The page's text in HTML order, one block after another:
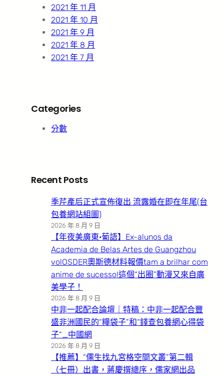
2021 年 11 月
2021 年 10 月
2021 年 9 月
2021 年 8 月
2021 年 7 月
Categories
分數
Recent Posts
季芹產后正式宣佈復出 流露婚在即在年尾(台
包養網站組圖)
2026 年 8 月 9 日
【年夜美廣東·葡語】Ex-alunos da
Academia de Belas Artes de Guangzhou
volOSDER奧斯德材料報價tam a brilhar com
anime de sucesso!這個“出圈”動漫又來自廣
美學子！
2026 年 8 月 9 日
中非一起配合論壇｜特稿：中非一起配合豐
盛非洲國民的“糧袋子”和“錢查包養網心得袋
子”_中國網
2026 年 8 月 9 日
【推薦】“儒生找九宮格空間文叢”第二輯
（七冊）出書，蔣慶撰總序，儒家網出品